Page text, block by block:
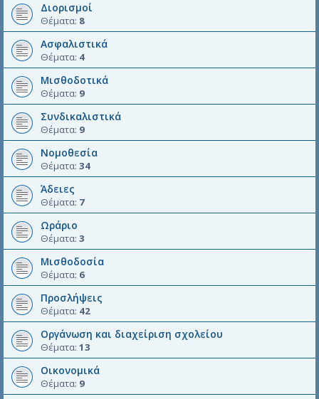
Διορισμοί
Θέματα: 8
Ασφαλιστικά
Θέματα: 4
Μισθοδοτικά
Θέματα: 9
Συνδικαλιστικά
Θέματα: 9
Νομοθεσία
Θέματα: 34
Άδειες
Θέματα: 7
Ωράριο
Θέματα: 3
Μισθοδοσία
Θέματα: 6
Προσλήψεις
Θέματα: 42
Οργάνωση και διαχείριση σχολείου
Θέματα: 13
Οικονομικά
Θέματα: 9